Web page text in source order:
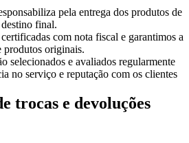
pela entrega dos produtos de
final.
com nota fiscal e garantimos a
produtos originais.
selecionados e avaliados regularmente
no serviço e reputação com os clientes
trocas e devoluções